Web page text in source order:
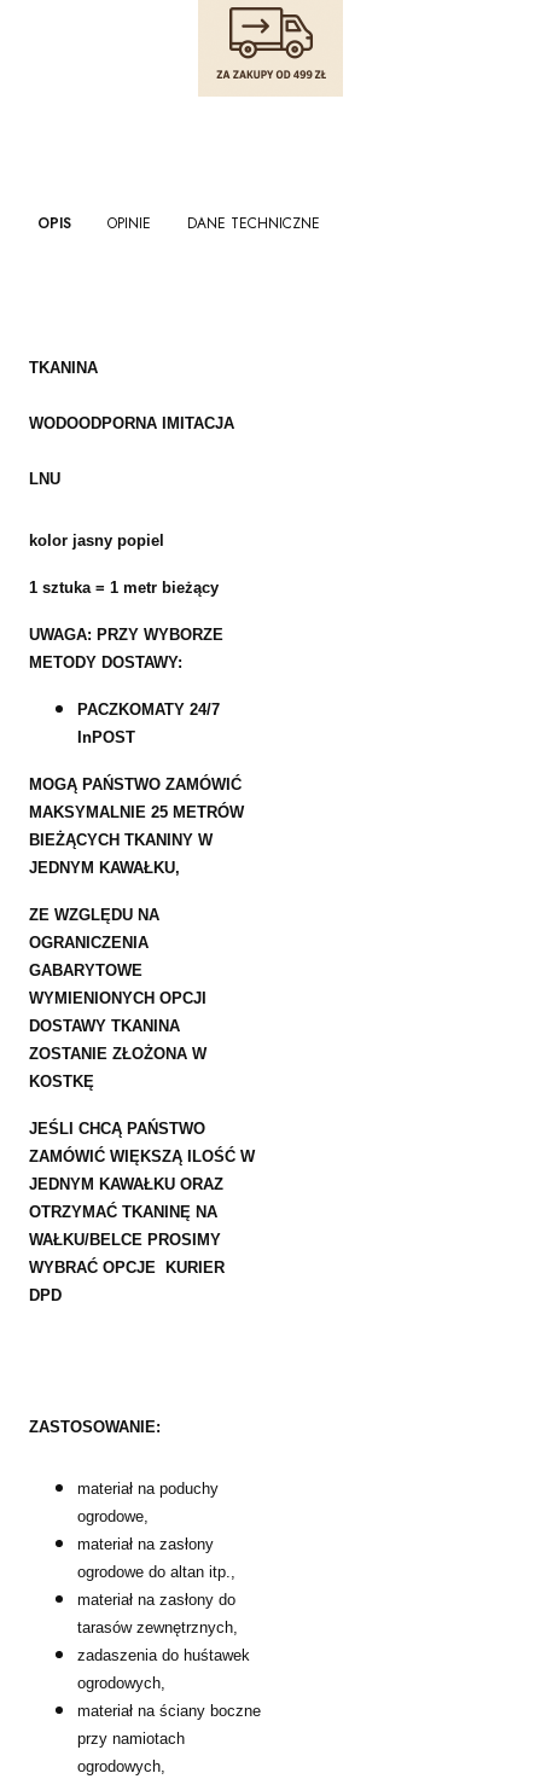
OPIS OPINIE DANE TECHNICZNE
TKANINA
WODOODPORNA IMITACJA
LNU
kolor jasny popiel
1 sztuka = 1 metr bieżący
UWAGA: PRZY WYBORZE
METODY DOSTAWY:
PACZKOMATY 24/7
InPOST
MOGĄ PAŃSTWO ZAMÓWIĆ
MAKSYMALNIE 25 METRÓW
BIEŻĄCYCH TKANINY W
JEDNYM KAWAŁKU,
ZE WZGLĘDU NA
OGRANICZENIA
GABARYTOWE
WYMIENIONYCH OPCJI
DOSTAWY TKANINA
ZOSTANIE ZŁOŻONA W
KOSTKĘ
JEŚLI CHCĄ PAŃSTWO
ZAMÓWIĆ WIĘKSZĄ ILOŚĆ W
JEDNYM KAWAŁKU ORAZ
OTRZYMAĆ TKANINĘ NA
WAŁKU/BELCE PROSIMY
WYBRAĆ OPCJE KURIER
DPD
ZASTOSOWANIE:
materiał na poduchy
ogrodowe,
materiał na zasłony
ogrodowe do altan itp.,
materiał na zasłony do
tarasów zewnętrznych,
zadaszenia do huśtawek
ogrodowych,
materiał na ściany boczne
przy namiotach
ogrodowych,